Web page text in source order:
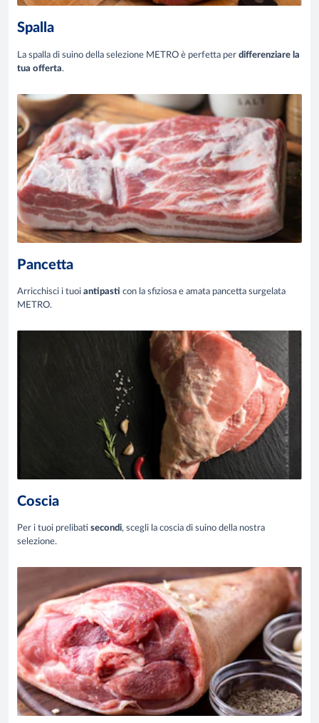
Spalla
La spalla di suino della selezione METRO è perfetta per differenziare la
tua offerta.
Pancetta
Arricchisci i tuoi antipasti con la sfiziosa e amata pancetta surgelata
METRO.
Coscia
Per i tuoi prelibati secondi, scegli la coscia di suino della nostra
selezione.